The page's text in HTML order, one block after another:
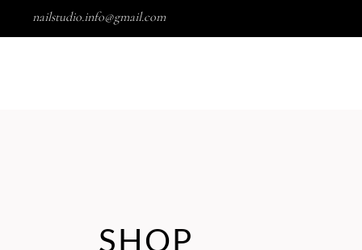
nailstudio.info@gmail.com
SHOP